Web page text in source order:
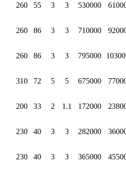
260 55 3 3 530000
260 86 3 3 710000
260 86 3 3 795000
310 72 5 5 675000
200 33 2 1.1 172000
230 40 3 3 282000
230 40 3 3 365000